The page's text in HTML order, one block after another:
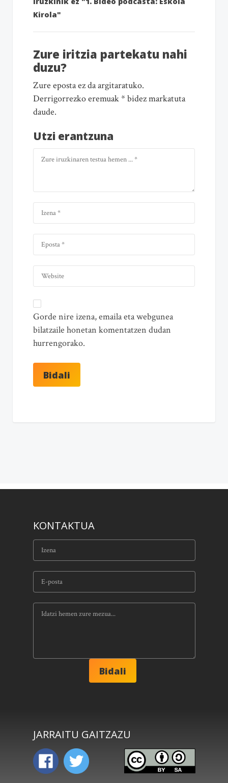
Kirola"
Zure iritzia partekatu nahi
duzu?
Zure eposta ez da argitaratuko.
Derrigorrezko eremuak * bidez markatuta
daude.
Utzi erantzuna
Gorde nire izena, emaila eta webgunea
bilatzaile honetan komentatzen dudan
hurrengorako.
KONTAKTUA
JARRAITU GAITZAZU